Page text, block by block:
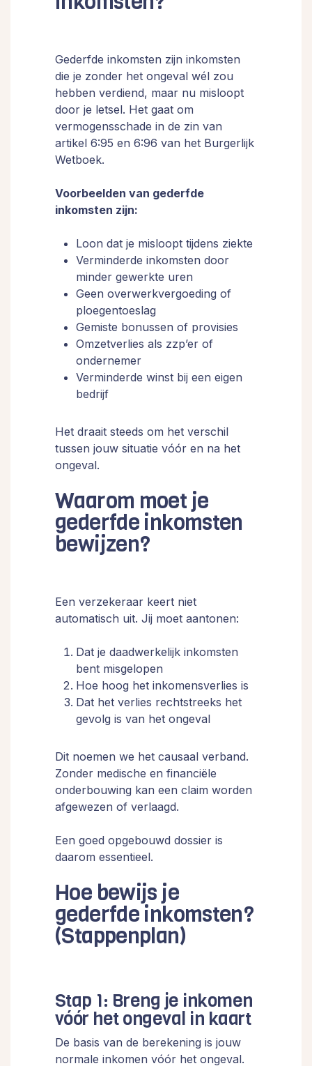
Gederfde inkomsten zijn inkomsten
die je zonder het ongeval wél zou
hebben verdiend, maar nu misloopt
door je letsel. Het gaat om
vermogensschade in de zin van
artikel 6:95 en 6:96 van het Burgerlijk
Wetboek.
Voorbeelden van gederfde
inkomsten zijn:
Loon dat je misloopt tijdens ziekte
Verminderde inkomsten door
minder gewerkte uren
Geen overwerkvergoeding of
ploegentoeslag
Gemiste bonussen of provisies
Omzetverlies als zzp’er of
ondernemer
Verminderde winst bij een eigen
bedrijf
Het draait steeds om het verschil
tussen jouw situatie vóór en na het
ongeval.
Waarom moet je
gederfde inkomsten
bewijzen?
Een verzekeraar keert niet
automatisch uit. Jij moet aantonen:
Dat je daadwerkelijk inkomsten
bent misgelopen
Hoe hoog het inkomensverlies is
Dat het verlies rechtstreeks het
gevolg is van het ongeval
Dit noemen we het causaal verband.
Zonder medische en financiële
onderbouwing kan een claim worden
afgewezen of verlaagd.
Een goed opgebouwd dossier is
daarom essentieel.
Hoe bewijs je
gederfde inkomsten?
(Stappenplan)
Stap 1: Breng je inkomen
vóór het ongeval in kaart
De basis van de berekening is jouw
normale inkomen vóór het ongeval.